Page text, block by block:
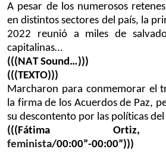
BRASIL
ENTRETENIMIENTO Y CULTURA
TECNOLOGÍA
DEPORTES
CIENCIA Y SALUD
VIDEOS
FOTOGRAFÍA
AUDIOS
PROGRAMAS TV
EL MUNDO AL DÍA
FORO INTERAMERICANO
VISIÓN 360
LAS CLAVES
PANORAMA
RADIO
AVANCE INFORMATIVO
AUDIONOTICIAS
BUENOS DÍAS AMÉRICA
ESTADOS UNIDOS AL DÍA
EL MUNDO AL DÍA [RADIO]
DIRECT
DOCUMENTALES DE LA VOA
Learning English
SÍGANOS
A pesar de los numerosos
en distintos sectores del país, la
2022 reunió a miles de
capitalinas…
(((NATSound…)))
(((TEXTO)))
Marcharon para conmemorar el
la firma de los Acuerdos de Paz,
su descontento por las políticas
(((Fátima
feminista/00:00”-00:00”)))